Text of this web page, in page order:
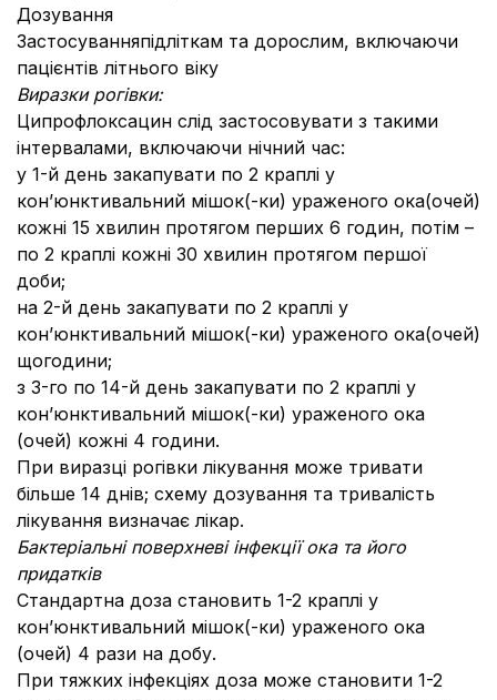
Дозування
Застосуванняпідліткам та дорослим, включаючи
пацієнтів літнього віку
Виразки рогівки:
Ципрофлоксацин слід застосовувати з такими
інтервалами, включаючи нічний час:
у 1-й день закапувати по 2 краплі у
кон’юнктивальний мішок(-ки) ураженого ока(очей)
кожні 15 хвилин протягом перших 6 годин, потім –
по 2 краплі кожні 30 хвилин протягом першої
доби;
на 2-й день закапувати по 2 краплі у
кон’юнктивальний мішок(-ки) ураженого ока(очей)
щогодини;
з 3-го по 14-й день закапувати по 2 краплі у
кон’юнктивальний мішок(-ки) ураженого ока
(очей) кожні 4 години.
При виразці рогівки лікування може тривати
більше 14 днів; схему дозування та тривалість
лікування визначає лікар.
Бактеріальні поверхневі інфекції ока та його
придатків
Стандартна доза становить 1-2 краплі у
кон’юнктивальний мішок(-ки) ураженого ока
(очей) 4 рази на добу.
При тяжких інфекціях доза може становити 1-2